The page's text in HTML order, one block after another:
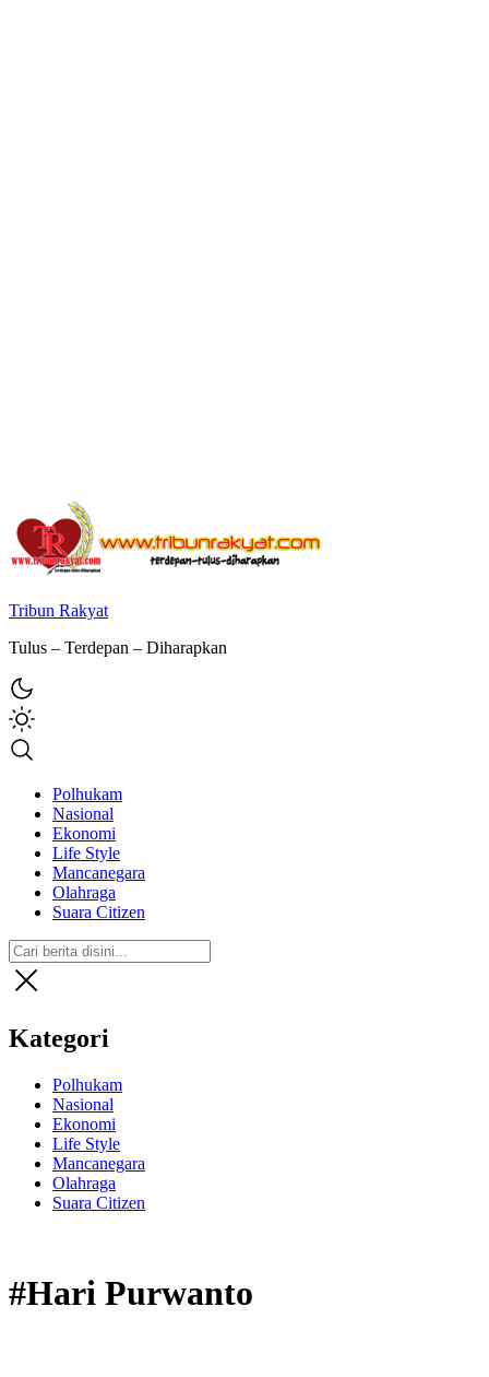
Tribun Rakyat
Tulus – Terdepan – Diharapkan
Polhukam
Nasional
Ekonomi
Life Style
Mancanegara
Olahraga
Suara Citizen
Kategori
Polhukam
Nasional
Ekonomi
Life Style
Mancanegara
Olahraga
Suara Citizen
#Hari Purwanto